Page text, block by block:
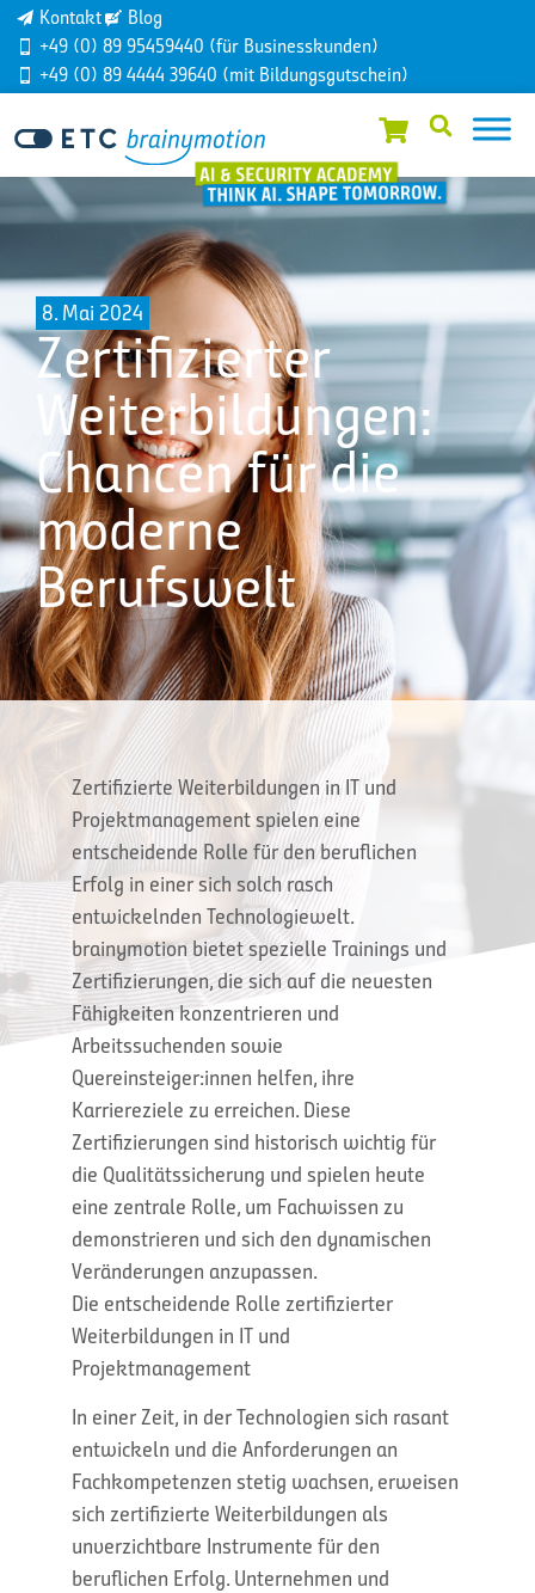
Kontakt
Blog
+49 (0) 89 95459440 (für Businesskunden)
+49 (0) 89 4444 39640 (mit Bildungsgutschein)
8. Mai 2024
Zertifizierter
Weiterbildungen:
Chancen für die
moderne
Berufswelt
Zertifizierte Weiterbildungen in IT und
Projektmanagement spielen eine
entscheidende Rolle für den beruflichen
Erfolg in einer sich solch rasch
entwickelnden Technologiewelt.
brainymotion bietet spezielle Trainings und
Zertifizierungen, die sich auf die neuesten
Fähigkeiten konzentrieren und
Arbeitssuchenden sowie
Quereinsteiger:innen helfen, ihre
Karriereziele zu erreichen. Diese
Zertifizierungen sind historisch wichtig für
die Qualitätssicherung und spielen heute
eine zentrale Rolle, um Fachwissen zu
demonstrieren und sich den dynamischen
Veränderungen anzupassen.
Die entscheidende Rolle zertifizierter
Weiterbildungen in IT und
Projektmanagement
In einer Zeit, in der Technologien sich rasant
entwickeln und die Anforderungen an
Fachkompetenzen stetig wachsen, erweisen
sich zertifizierte Weiterbildungen als
unverzichtbare Instrumente für den
beruflichen Erfolg. Unternehmen und